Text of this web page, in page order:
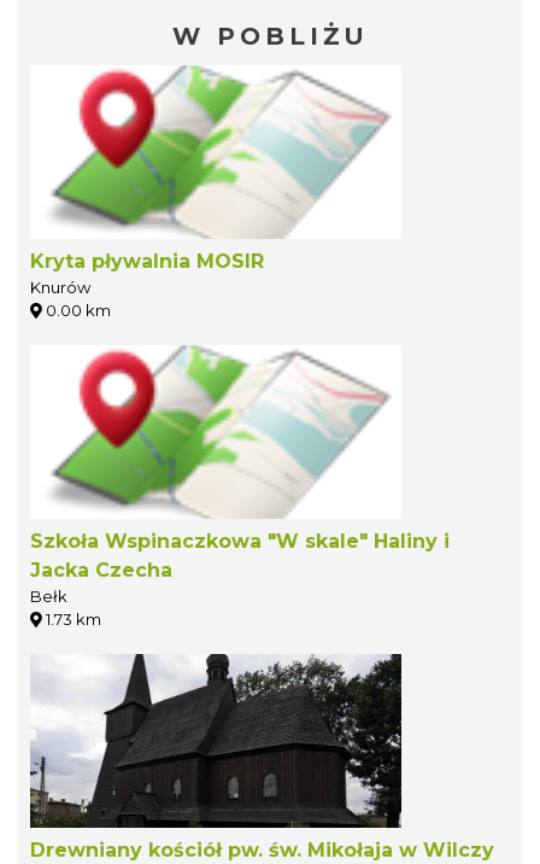
W POBLIŻU
Kryta pływalnia MOSIR
Knurów
0.00 km
Szkoła Wspinaczkowa "W skale" Haliny i
Jacka Czecha
Bełk
1.73 km
Drewniany kościół pw. św. Mikołaja w Wilczy